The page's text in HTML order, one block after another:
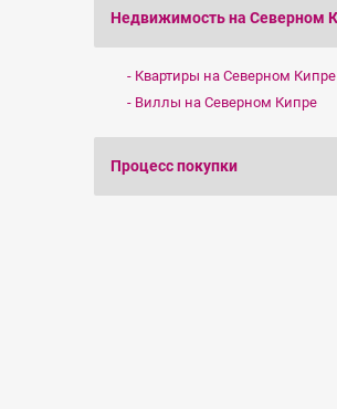
Недвижимость на Северном
Квартиры на Северном Кипре
Виллы на Северном Кипре
Процесс покупки